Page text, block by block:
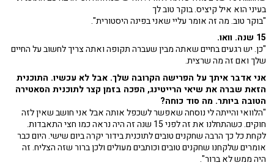
בעיני הוא איל קיציס. בוקר טוב לך
"בוקר טוב. מה זה אומר עליי שאני בפינה היסטורית".
15 שנה. וואו.
"כן. יש רגעים בחיים שאתה מבין שעברה תקופה ואתה צריך לחשוב על החיים
שלך ואם זה מה שרצית.
אני אדבר איתך על הפרישה הקרובה שלך. אבל לא עכשיו. התוכנית
הזאת שברה את שיאי הרייטינג, הפכה בזמן קצר לתוכנית הסאטירה
הטובה ביותר. מה סוד כוחה?
"הלוואי והייתה לי נוסחה שאפשר לשכפל אותה אבל אני חושב שאין לזה
חוקים. כשהתחלנו את זה לפני 15 שנה זה היה נראה כמו חצי התאבדות.
לקחת כל כך הרבה שחקנים טובים לתוכנית בידור יקרה ביום שישי. היום כבר
אומרים שלקחנו שחקנים טובים וכותבים מעולים ולכן ברור שזה הצליח. זה
היה ממש לא ברור".